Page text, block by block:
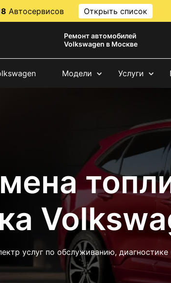
Автосервисов Открыть список
Ремонт автомобилей
Volkswagen в Москве
Модели Услуги
услуг по обслуживанию,